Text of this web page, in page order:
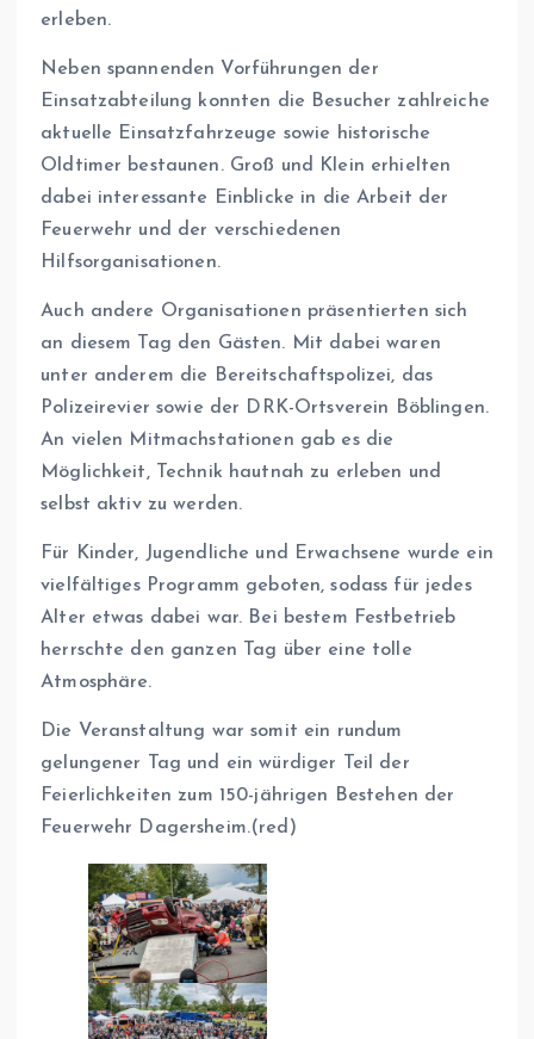
erleben.
Neben spannenden Vorführungen der
Einsatzabteilung konnten die Besucher zahlreiche
aktuelle Einsatzfahrzeuge sowie historische
Oldtimer bestaunen. Groß und Klein erhielten
dabei interessante Einblicke in die Arbeit der
Feuerwehr und der verschiedenen
Hilfsorganisationen.
Auch andere Organisationen präsentierten sich
an diesem Tag den Gästen. Mit dabei waren
unter anderem die Bereitschaftspolizei, das
Polizeirevier sowie der DRK-Ortsverein Böblingen.
An vielen Mitmachstationen gab es die
Möglichkeit, Technik hautnah zu erleben und
selbst aktiv zu werden.
Für Kinder, Jugendliche und Erwachsene wurde ein
vielfältiges Programm geboten, sodass für jedes
Alter etwas dabei war. Bei bestem Festbetrieb
herrschte den ganzen Tag über eine tolle
Atmosphäre.
Die Veranstaltung war somit ein rundum
gelungener Tag und ein würdiger Teil der
Feierlichkeiten zum 150-jährigen Bestehen der
Feuerwehr Dagersheim.(red)